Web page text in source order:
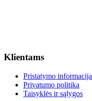
Klientams
Pristatymo informacija
Privatumo politika
Taisyklės ir sąlygos